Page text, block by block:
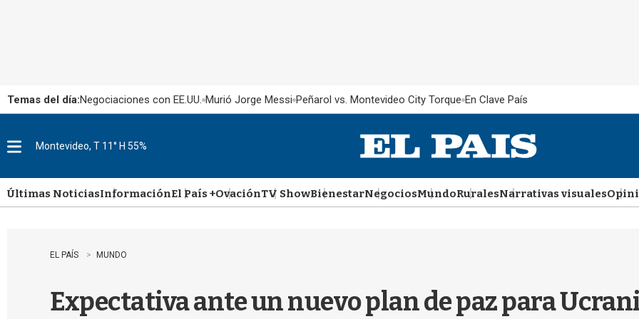
Temas del día:Negociaciones con EE.UU. Murió Jorge Messi Peñarol vs. Montevideo City Torque En Clave País
u
Montevideo, T 11° H 55%
Últimas NoticiasInformaciónEl País +OvaciónTV ShowBienestarNegociosMundoRuralesNarrativas visuales
EL PAÍS MUNDO
Expectativa ante un nuevo plan de paz para